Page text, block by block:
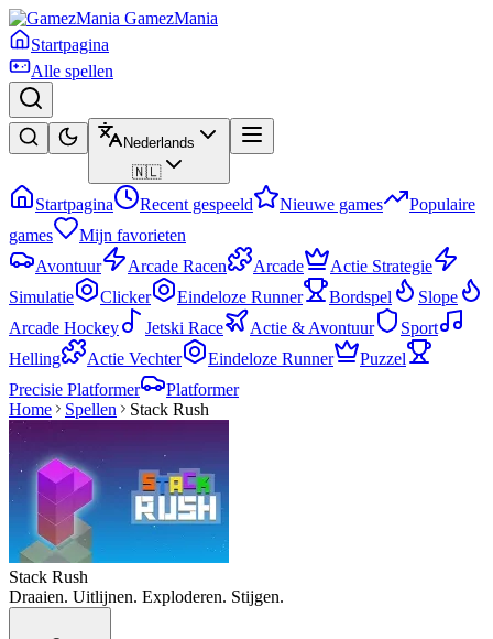
GamezMania
Startpagina
Alle spellen
Nederlands
🇳🇱
Startpagina Recent gespeeld Nieuwe games
Populaire
games
Mijn favorieten
Avontuur
Arcade Racen Arcade
Actie Strategie
Simulatie
Clicker Eindeloze Runner Bordspel
Slope
Arcade Hockey
Jetski Race Actie & Avontuur
Sport
Helling
Actie Vechter Eindeloze Runner
Puzzel
Precisie Platformer
Platformer
Home
Spellen Stack Rush
Stack Rush
Draaien. Uitlijnen. Exploderen. Stijgen.